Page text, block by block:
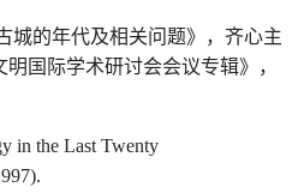
城的年代及相关问题》，齐心主
国际学术研讨会会议专辑》，
in the Last Twenty